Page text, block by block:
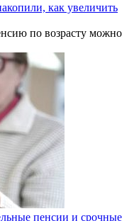
как увеличить
по возрасту можно
пенсии и срочные